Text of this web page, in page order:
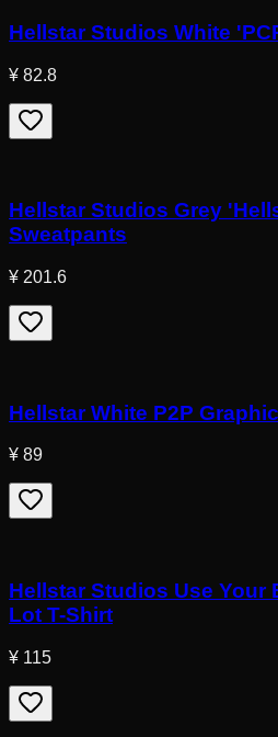
Hellstar Studios White
¥ 82.8
Hellstar Studios Grey
Sweatpants
¥ 201.6
Hellstar White P2P
¥ 89
Hellstar Studios Use Your
Lot T-Shirt
¥ 115